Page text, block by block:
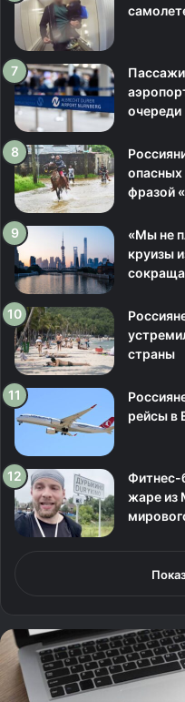
очереди
опасных
фразой
«Мы не
круизы
страны
рейсы в
Фитнес-
жаре из
Р